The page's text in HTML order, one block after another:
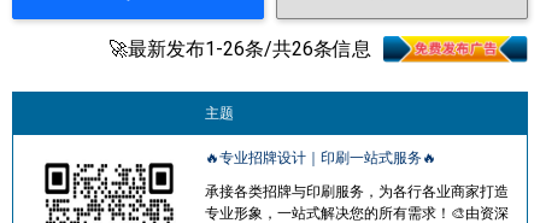
🚀最新发布1-26条/共26条信息
主题
🔥专业招牌设计｜印刷一站式服务🔥
承接各类招牌与印刷服务，为各行各业商家打造
专业形象，一站式解决您的所有需求！🎨由资深